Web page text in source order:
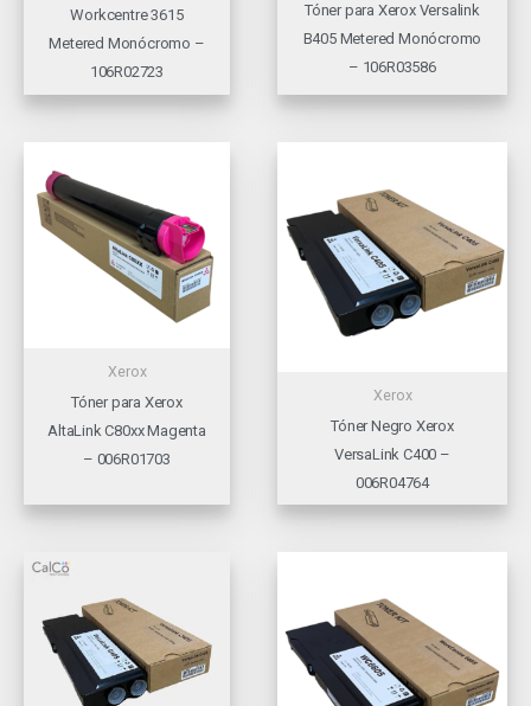
Workcentre 3615
Metered Monócromo –
106R02723
Tóner para Xerox Versalink
B405 Metered Monócromo
– 106R03586
Xerox
Tóner para Xerox
AltaLink C80xx Magenta
– 006R01703
Xerox
Tóner Negro Xerox
VersaLink C400 –
006R04764